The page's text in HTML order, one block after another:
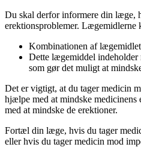
Du skal derfor informere din læge,
erektionsproblemer. Lægemidlerne
Kombinationen af
Dette lægemiddel indeholder
som gør det muligt at
Det er vigtigt, at du tager medicin
hjælpe med at mindske
med at mindske de erektioner.
Fortæl din læge, hvis du tager
eller hvis du tager medicin mod